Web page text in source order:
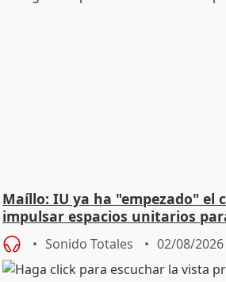
Maíllo: IU ya ha "empezado" el
impulsar espacios unitarios
Sonido Totales 02/08/2026